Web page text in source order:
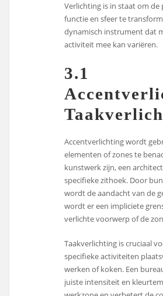
Verlichting is in staat om
functie en sfeer te
dynamisch instrument dat
activiteit mee kan variëren.
3.1
Accentverlichting wordt
elementen of zones te
kunstwerk zijn, een
specifieke zithoek. Door
wordt de aandacht van de
wordt er een impliciete
verlichte voorwerp of de
Taakverlichting is cruciaal
specifieke activiteiten
werken of koken. Een
juiste intensiteit en